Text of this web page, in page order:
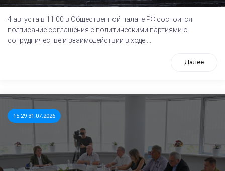
4 августа в 11:00 в Общественной палате РФ состоится
подписание соглашения с политическими партиями о
сотрудничестве и взаимодействии в ходе ...
Далее
15:29 31.07.2026